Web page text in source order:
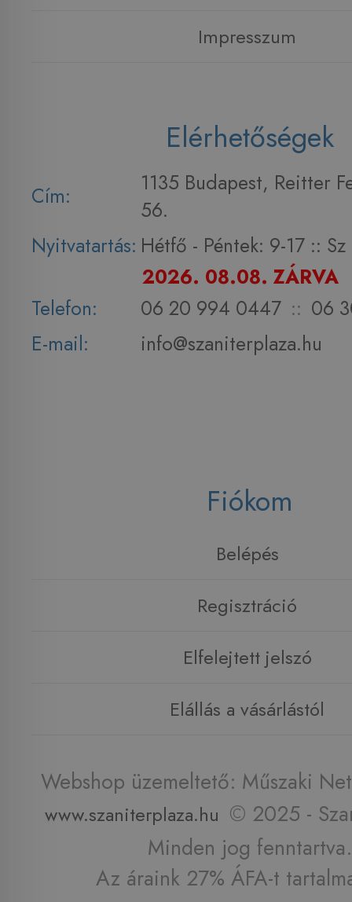
Impresszum
Elérhetőségek
Cím:
1135 Budapest, Reitter
56.
Nyitvatartás: Hétfő - Péntek: 9-17 :: Sz
2026. 08.08. ZÁRVA
Telefon:
06 20 994 0447 :: 06
E-mail:
info@szaniterplaza.hu
Fiókom
Belépés
Regisztráció
Elfelejtett jelszó
Elállás a vásárlástól
Webshop üzemeltető: Műszaki
www.szaniterplaza.hu © 2025 -
Minden jog fenntartva.
Az áraink 27% ÁFA-t